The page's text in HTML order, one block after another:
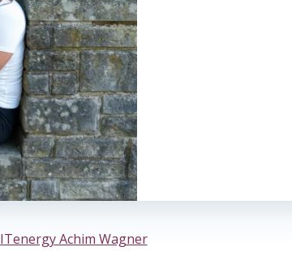
ITenergy Achim Wagner